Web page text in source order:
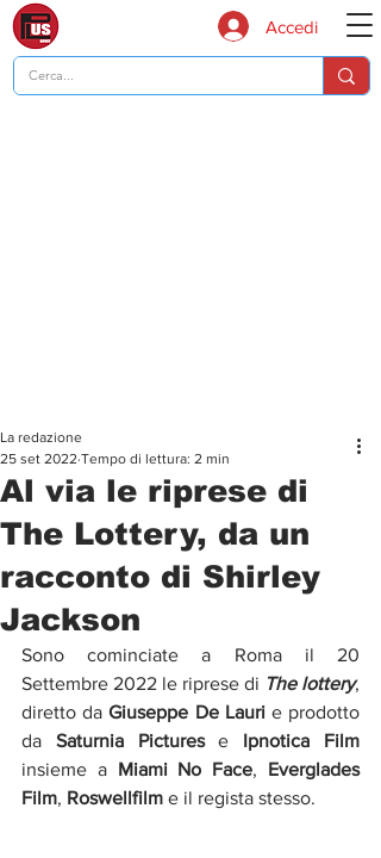
Accedi
Al via le riprese di
The Lottery, da un
racconto di Shirley
Jackson
La redazione
25 set 2022 Tempo di lettura: 2 min
Sono cominciate a Roma il 20
Settembre 2022 le riprese di The lottery,
diretto da Giuseppe De Lauri e prodotto
da Saturnia Pictures e Ipnotica Film
insieme a Miami No Face, Everglades
Film, Roswellfilm e il regista stesso.